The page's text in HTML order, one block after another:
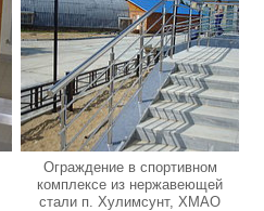
Ограждение в спортивном
комплексе из нержавеющей
стали п. Хулимсунт, ХМАО